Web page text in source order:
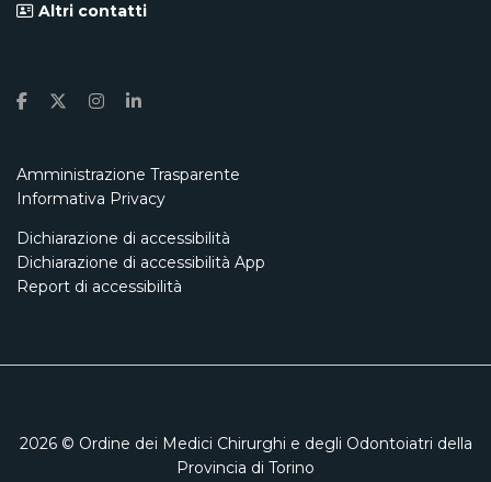
Altri contatti
Amministrazione Trasparente
Informativa Privacy
Dichiarazione di accessibilità
Dichiarazione di accessibilità App
Report di accessibilità
2026© Ordine dei Medici Chirurghi e degli Odontoiatri della
Provincia di Torino